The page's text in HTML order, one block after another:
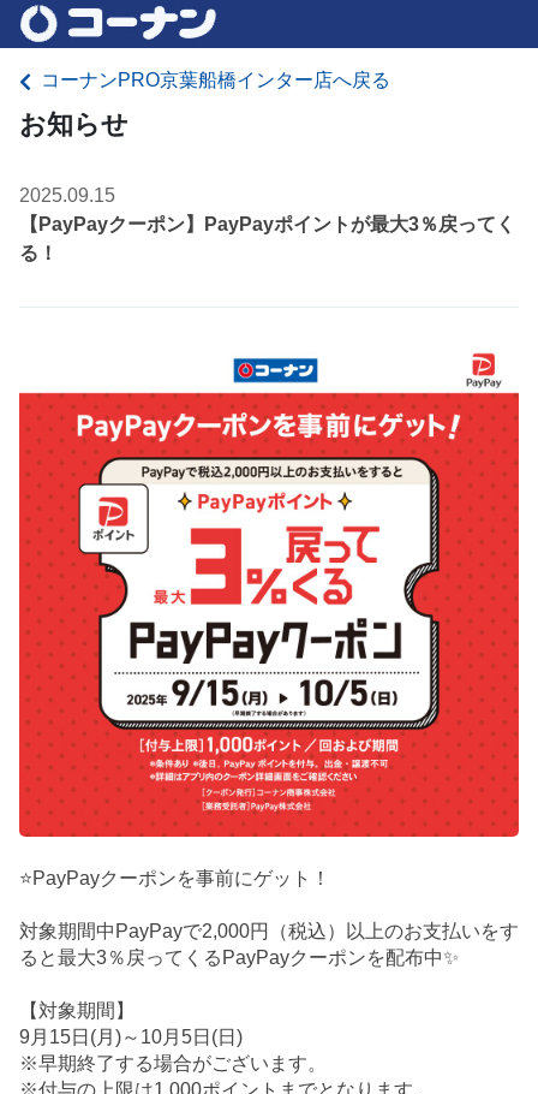
コーナンPRO京葉船橋インター店へ戻る
お知らせ
2025.09.15
【PayPayクーポン】PayPayポイントが最大3％戻ってく
る！
⭐PayPayクーポンを事前にゲット！
対象期間中PayPayで2,000円（税込）以上のお支払いをす
ると最大3％戻ってくるPayPayクーポンを配布中✨
【対象期間】
9月15日(月)～10月5日(日)
※早期終了する場合がございます。
※付与の上限は1,000ポイントまでとなります。